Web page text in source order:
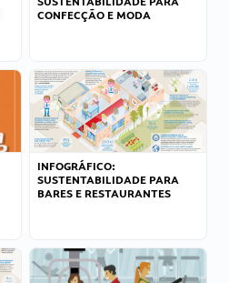
CONFECÇÃO E MODA
INFOGRÁFICO:
SUSTENTABILIDADE PARA
BARES E RESTAURANTES